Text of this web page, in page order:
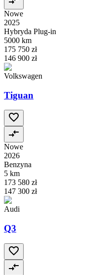
Nowe
2025
Hybryda Plug-in
5000 km
175 750 zł
146 900 zł
Volkswagen
Tiguan
Nowe
2026
Benzyna
5 km
173 580 zł
147 300 zł
Audi
Q3